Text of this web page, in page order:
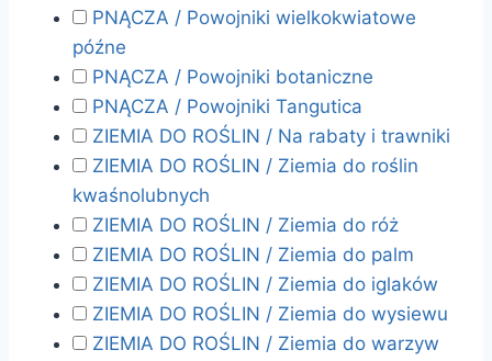
PNĄCZA / Powojniki wielkokwiatowe
późne
PNĄCZA / Powojniki botaniczne
PNĄCZA / Powojniki Tangutica
ZIEMIA DO ROŚLIN / Na rabaty i trawniki
ZIEMIA DO ROŚLIN / Ziemia do roślin
kwaśnolubnych
ZIEMIA DO ROŚLIN / Ziemia do róż
ZIEMIA DO ROŚLIN / Ziemia do palm
ZIEMIA DO ROŚLIN / Ziemia do iglaków
ZIEMIA DO ROŚLIN / Ziemia do wysiewu
ZIEMIA DO ROŚLIN / Ziemia do warzyw